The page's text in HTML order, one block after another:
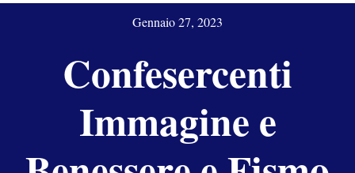
Gennaio 27, 2023
Confesercenti
Immagine e